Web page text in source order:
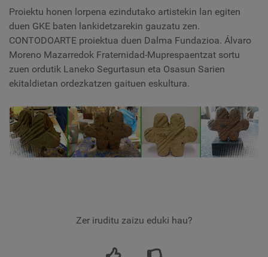
Proiektu honen lorpena ezindutako artistekin lan egiten
duen GKE baten lankidetzarekin gauzatu zen.
CONTODOARTE proiektua duen Dalma Fundazioa. Álvaro
Moreno Mazarredok Fraternidad-Muprespaentzat sortu
zuen ordutik Laneko Segurtasun eta Osasun Sarien
ekitaldietan ordezkatzen gaituen eskultura.
Zer iruditu zaizu eduki hau?